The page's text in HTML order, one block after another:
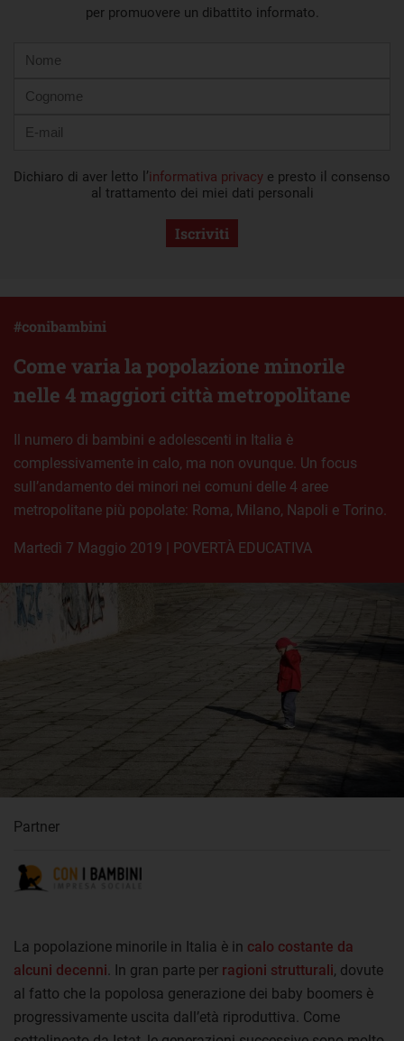
per promuovere un dibattito informato.
mail
Dichiaro di aver letto l’informativa privacy e presto il consenso
al trattamento dei miei dati personali
Iscriviti
Come varia la popolazione minorile
nelle 4 maggiori città metropolitane
#conibambini
Il numero di bambini e adolescenti in Italia è
complessivamente in calo, ma non ovunque. Un focus
sull’andamento dei minori nei comuni delle 4 aree
metropolitane più popolate: Roma, Milano, Napoli e Torino.
martedì 7 Maggio 2019 | POVERTÀ EDUCATIVA
Partner
La popolazione minorile in Italia è in calo costante da
alcuni decenni. In gran parte per ragioni strutturali, dovute
al fatto che la popolosa generazione dei baby boomers è
progressivamente uscita dall’età riproduttiva. Come